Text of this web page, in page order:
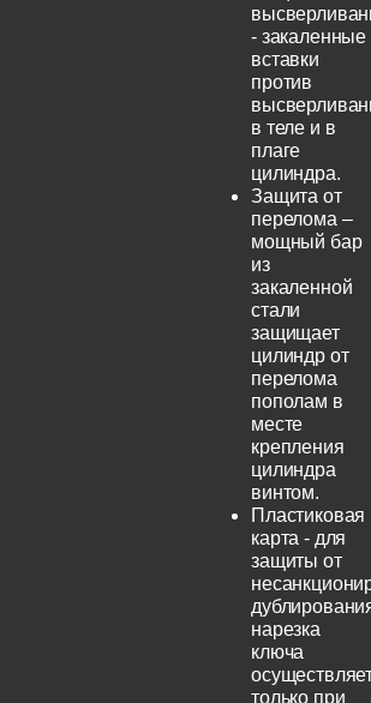
- закаленные
вставки
против
в теле и в
плаге
цилиндра.
Защита от
перелома –
мощный бар
из
закаленной
стали
защищает
цилиндр от
перелома
пополам в
месте
крепления
цилиндра
винтом.
Пластиковая
карта - для
защиты от
нарезка
ключа
только при